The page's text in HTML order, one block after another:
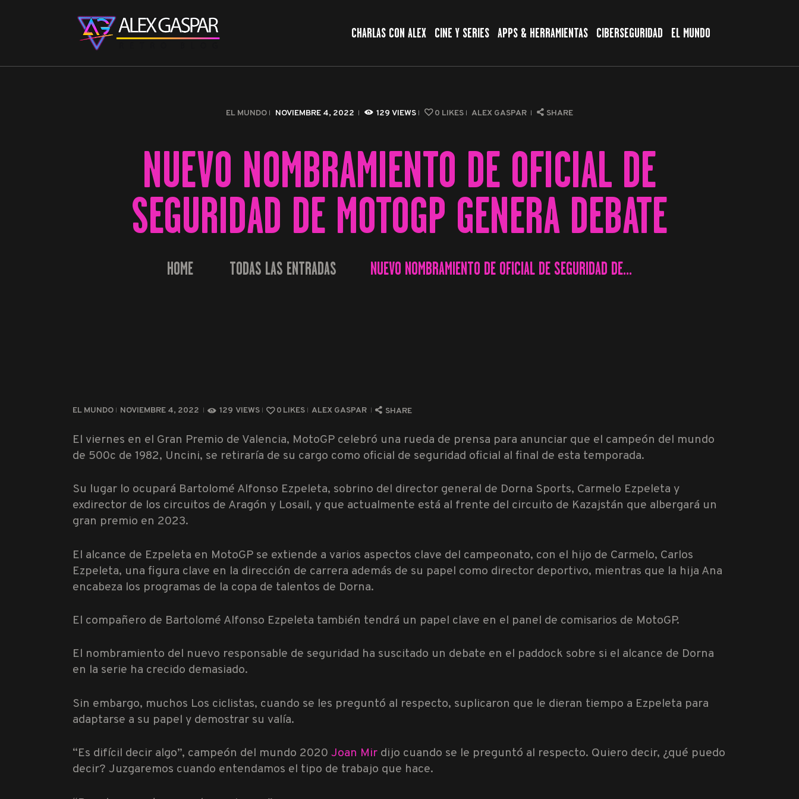
CHARLAS CON ALEX CINE Y SERIES APPS & HERRAMIENTAS CIBERSEGURIDAD EL MUNDO
EL MUNDO NOVIEMBRE 4, 2022 129 VIEWS 0 LIKES ALEX GASPAR SHARE
NUEVO NOMBRAMIENTO DE OFICIAL DE
SEGURIDAD DE MOTOGP GENERA DEBATE
HOME TODAS LAS ENTRADAS NUEVO NOMBRAMIENTO DE OFICIAL DE SEGURIDAD DE...
CINE Y SERIES
APPS & HERRAMIENTAS
EL MUNDO NOVIEMBRE 4, 2022 129 VIEWS 0 LIKES ALEX GASPAR SHARE
El viernes en el Gran Premio de Valencia, MotoGP celebró una rueda de prensa para anunciar que el campeón del mundo
de 500c de 1982, Uncini, se retiraría de su cargo como oficial de seguridad oficial al final de esta temporada.
Su lugar lo ocupará Bartolomé Alfonso Ezpeleta, sobrino del director general de Dorna Sports, Carmelo Ezpeleta y
exdirector de los circuitos de Aragón y Losail, y que actualmente está al frente del circuito de Kazajstán que albergará un
gran premio en 2023.
El alcance de Ezpeleta en MotoGP se extiende a varios aspectos clave del campeonato, con el hijo de Carmelo, Carlos
Ezpeleta, una figura clave en la dirección de carrera además de su papel como director deportivo, mientras que la hija Ana
encabeza los programas de la copa de talentos de Dorna.
El compañero de Bartolomé Alfonso Ezpeleta también tendrá un papel clave en el panel de comisarios de MotoGP.
El nombramiento del nuevo responsable de seguridad ha suscitado un debate en el paddock sobre si el alcance de Dorna
en la serie ha crecido demasiado.
Sin embargo, muchos Los ciclistas, cuando se les preguntó al respecto, suplicaron que le dieran tiempo a Ezpeleta para
adaptarse a su papel y demostrar su valía.
“Es difícil decir algo”, campeón del mundo 2020 Joan Mir dijo cuando se le preguntó al respecto. Quiero decir, ¿qué puedo
decir? Juzgaremos cuando entendamos el tipo de trabajo que hace.